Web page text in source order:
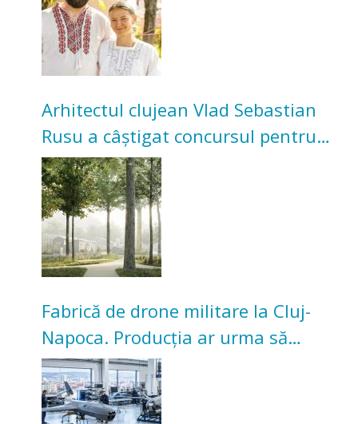
Arhitectul clujean Vlad Sebastian
Rusu a câștigat concursul pentru
transformarea Grădinii Casei
Universitarilor
Fabrică de drone militare la Cluj-
Napoca. Producția ar urma să
înceapă în toamna acestui an